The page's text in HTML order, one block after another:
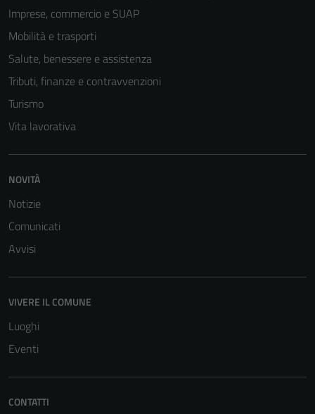
Imprese, commercio e SUAP
Mobilità e trasporti
Salute, benessere e assistenza
Tributi, finanze e contravvenzioni
Turismo
Vita lavorativa
NOVITÀ
Notizie
Comunicati
Avvisi
VIVERE IL COMUNE
Luoghi
Eventi
CONTATTI